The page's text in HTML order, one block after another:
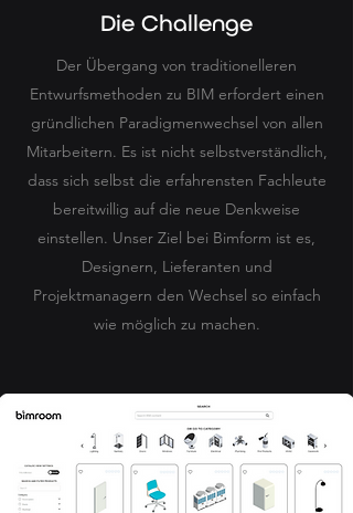
Die Challenge
Der Übergang von traditionelleren
Entwurfsmethoden zu BIM erfordert einen
gründlichen Paradigmenwechsel von allen
Mitarbeitern. Es ist nicht selbstverständlich,
dass sich selbst die erfahrensten Fachleute
bereitwillig auf die neue Denkweise
einstellen. Unser Ziel bei Bimform ist es,
Designern, Lieferanten und
Projektmanagern den Wechsel so einfach
wie möglich zu machen.